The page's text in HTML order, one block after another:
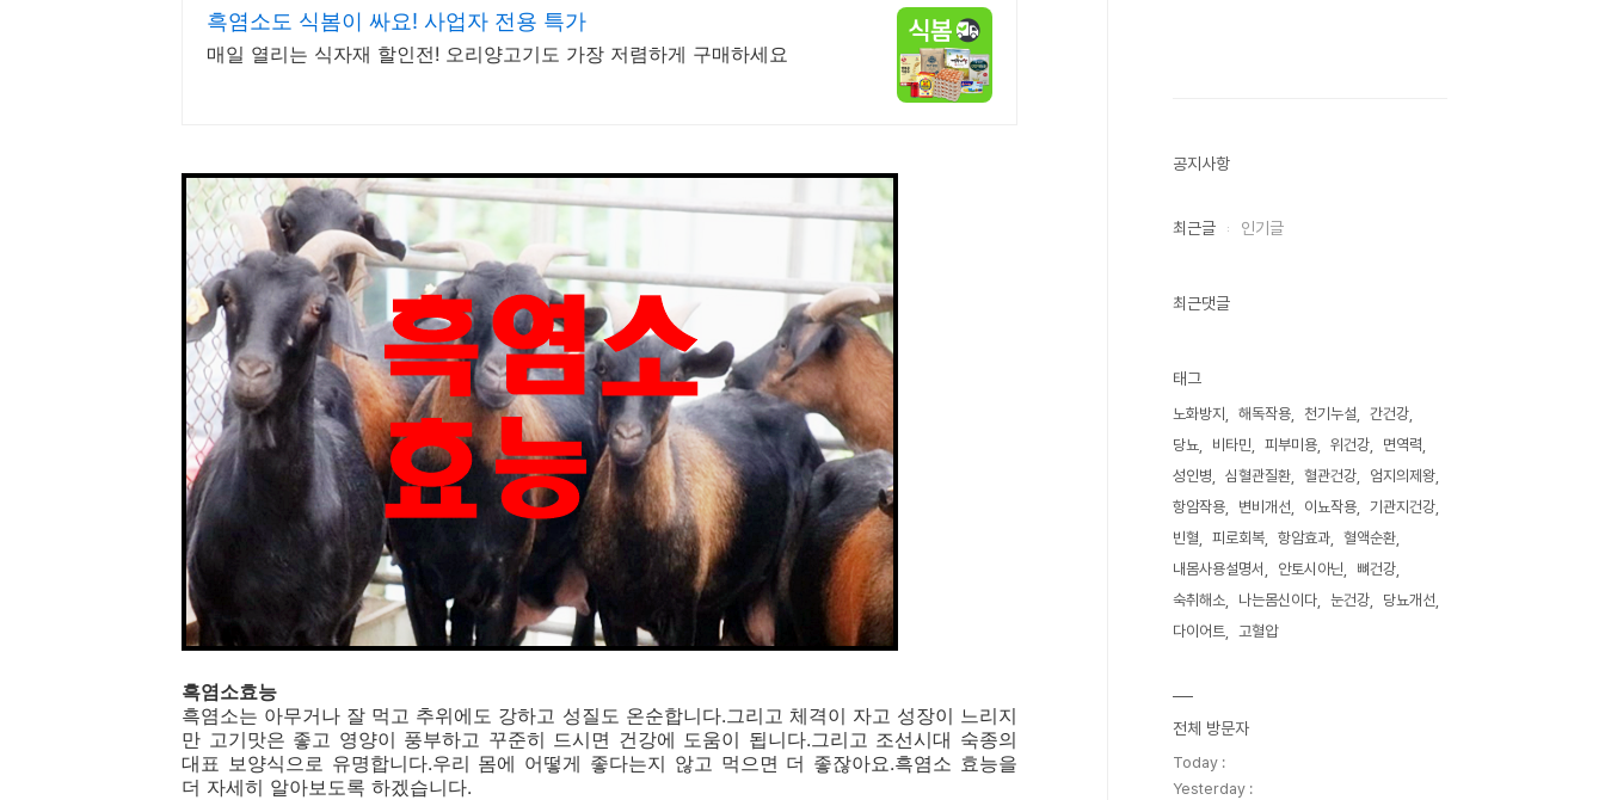
흑염소도 식봄이 싸요! 사업자 전용 특가
매일 열리는 식자재 할인전! 오리양고기도 가장 저렴하게 구매하세요
흑염소효능
흑염소는 아무거나 잘 먹고 추위에도 강하고 성질도 온순합니다.그리고 체격이 자고 성장이 느리지
만 고기맛은 좋고 영양이 풍부하고 꾸준히 드시면 건강에 도움이 됩니다.그리고 조선시대 숙종의
대표 보양식으로 유명합니다.우리 몸에 어떻게 좋다는지 않고 먹으면 더 좋잖아요.흑염소 효능을
더 자세히 알아보도록 하겠습니다.
공지사항
최근글 인기글
최근댓글
태그
노화방지 해독작용 천기누설
간건강
당뇨
비타민 피부미용 위건강
면역력
성인병
심혈관질환 혈관건강
엄지의제왕
항암작용
변비개선 이뇨작용
기관지건강
빈혈
피로회복 항암효과
혈액순환
내몸사용설명서
안토시아닌
뼈건강
숙취해소
나는몸신이다 눈건강
당뇨개선
다이어트
고혈압
전체 방문자
Today :
Yesterday :